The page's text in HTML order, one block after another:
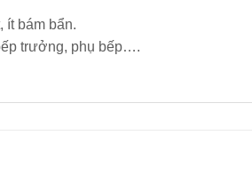
ít bám bẩn.
trưởng, phụ bếp….